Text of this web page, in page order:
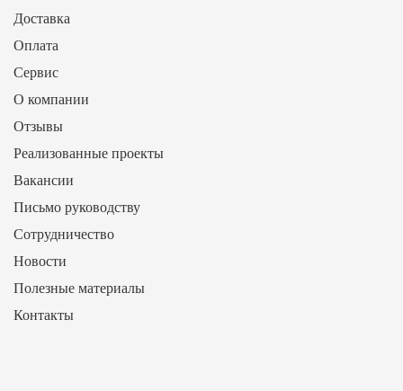
Доставка
Оплата
Сервис
О компании
Отзывы
Реализованные проекты
Вакансии
Письмо руководству
Сотрудничество
Новости
Полезные материалы
Контакты